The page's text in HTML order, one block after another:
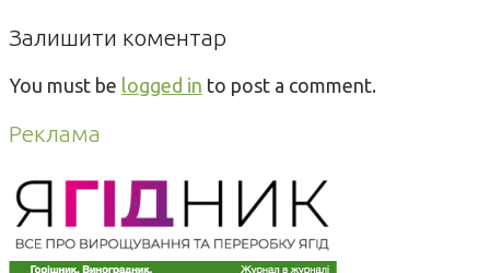
Залишити коментар
You must be logged in to post a comment.
Реклама